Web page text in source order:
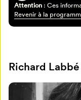
Attention: Ces
Revenir à la
Richard Labbé